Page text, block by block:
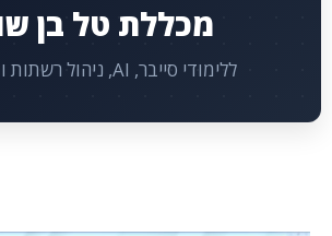
מכללת טל בן
ללימודי סייבר, AI, ניהול רשתות ותקשורת